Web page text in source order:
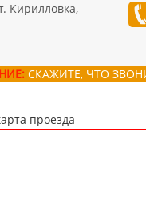
Кирилловка,
СКАЖИТЕ, ЧТО
проезда